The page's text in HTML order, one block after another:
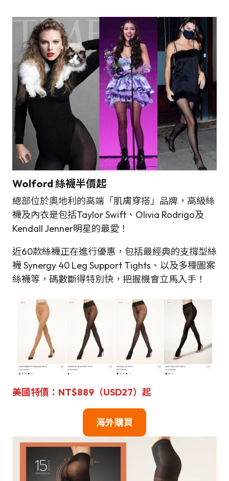
Wolford 絲襪半價起
總部位於奧地利的高端「肌膚穿搭」品牌，高級絲
襪及內衣是包括Taylor Swift、Olivia Rodrigo及
Kendall Jenner明星的最愛！
近60款絲襪正在進行優惠，包括最經典的支撐型絲
襪 Synergy 40 Leg Support Tights、以及多種圖案
絲襪等，碼數斷得特別快，把握機會立馬入手！
美國特價：NT$889（USD27）起
海外購買